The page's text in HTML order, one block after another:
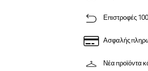
Επιστροφές
Ασφαλής
Νέα προϊόντα